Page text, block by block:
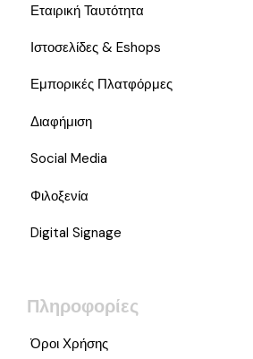
Εταιρική Ταυτότητα
Ιστοσελίδες & Eshops
Εμπορικές Πλατφόρμες
Διαφήμιση
Social Media
Φιλοξενία
Digital Signage
Πληροφορίες
Όροι Χρήσης